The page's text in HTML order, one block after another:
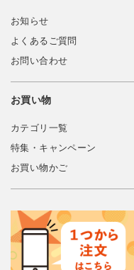
お知らせ
よくあるご質問
お問い合わせ
お買い物
カテゴリ一覧
特集・キャンペーン
お買い物かご